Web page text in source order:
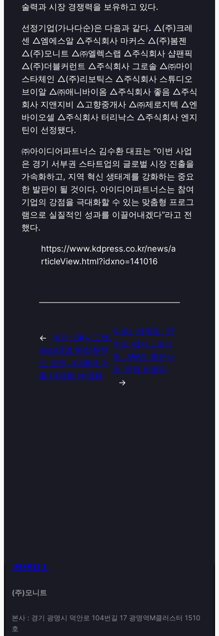
술력과 시장 경쟁력을 보유하고 있다.
선정기업(가나다순)은 다음과 같다. △(주)크레
센 △엠에스알 △주식회사 마커스 △(주)봄젠
△(주)모니트 △㈜엘렉스랩 △주식회사 샵팬픽
△(주)더블커런트 △주식회사 그로솔 △㈜마이
스타체인 △(주)리보틱스 △주식회사 스튜디오
브이알 △㈜애니바이옴 △주식회사 좋음 △주식
회사 지앤지비 △고향중개사 △㈜제로지텍 △엔
바이오셀 △주식회사 터리낙스 △주식회사 엔지
틴이 선정됐다.
㈜아이디어파트너스 김수환 대표는 “이번 사업
은 경기 서부권 스타트업의 글로벌 시장 진출을
가속화하고, 지역 혁신 생태계를 강화하는 중요
한 발판이 될 것이다. 아이디어파트너스는 참여
기업의 강점을 극대화할 수 있는 맞춤형 프로그
램으로 실질적인 성과를 이끌어내겠다”라고 전
했다.
https://www.kdpress.co.kr/news/a
rticleView.html?idxno=141016
← 이전: SK시그넷,
프리미엄 복합충전
소 오픈…리셀러 매
출 다각화 본격화
다음:‘시작도, 인
수도 쉽게’…모니
트, SW로 충전사
업 문턱 허물다
→
MoniT
(주)모니트
본사 : 경기 광명시 덕안로 104번길 17 광명역M클러스터 1510
호